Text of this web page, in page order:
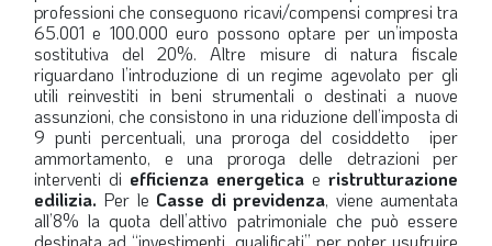
professioni che conseguono ricavi/compensi compresi tra
65.001 e 100.000 euro possono optare per un’imposta
sostitutiva del 20%. Altre misure di natura fiscale
riguardano l’introduzione di un regime agevolato per gli
utili reinvestiti in beni strumentali o destinati a nuove
assunzioni, che consistono in una riduzione dell’imposta di
9 punti percentuali, una proroga del cosiddetto iper
ammortamento, e una proroga delle detrazioni per
interventi di efficienza energetica e ristrutturazione
edilizia. Per le Casse di previdenza, viene aumentata
all’8% la quota dell’attivo patrimoniale che può essere
destinata ad “investimenti qualificati” per poter usufruire